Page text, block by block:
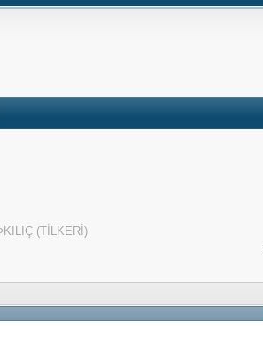
(TİLKERİ)